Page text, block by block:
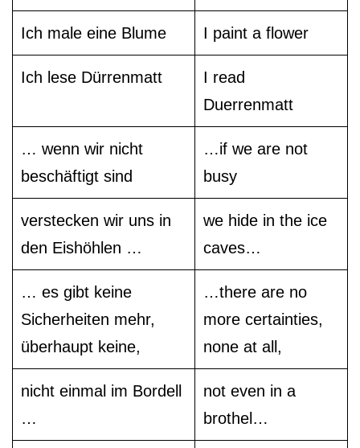
Ich male eine Blume I paint a flower
Ich lese Dürrenmatt
I read
Duerrenmatt
… wenn wir nicht
beschäftigt sind
…if we are not
busy
verstecken wir uns in
den Eishöhlen …
we hide in the ice
caves…
… es gibt keine
Sicherheiten mehr,
überhaupt keine,
…there are no
more certainties,
none at all,
nicht einmal im Bordell
…
not even in a
brothel…